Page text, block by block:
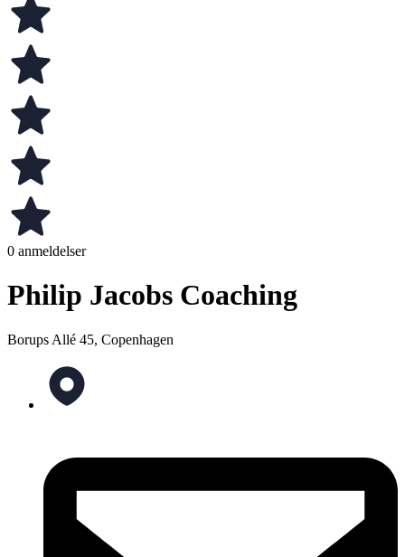
0 anmeldelser
Philip Jacobs Coaching
Borups Allé 45, Copenhagen